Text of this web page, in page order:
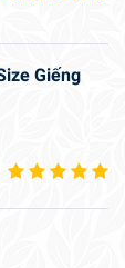
Giếng